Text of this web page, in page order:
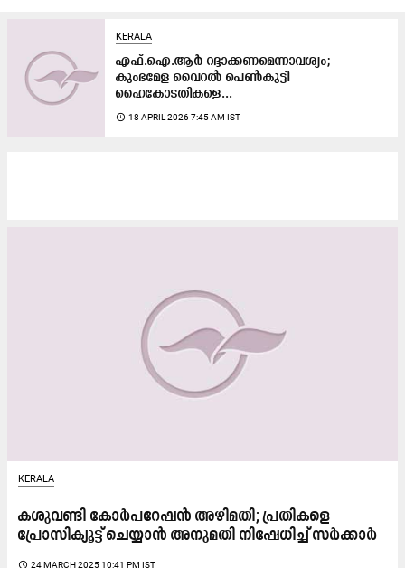
KERALA
എഫ്​.ഐ.ആർ റദ്ദാക്കണമെന്നാവശ്യം;
കുംഭമേള വൈറൽ പെൺകുട്ടി
ഹൈകോടതികളെ...
access_time 18 APRIL 2026 7:45 AM IST
KERALA
കശുവണ്ടി കോർപറേഷൻ അഴിമതി; പ്രതികളെ
പ്രോസിക്യൂട്ട്​ ചെയ്യാൻ അനുമതി നിഷേധിച്ച്​ സർക്കാർ
access_time 24 MARCH 2025 10:41 PM IST